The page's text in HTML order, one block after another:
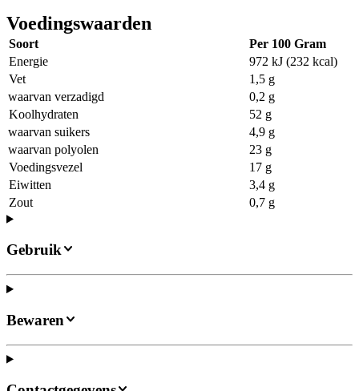
Voedingswaarden
Soort
Per 100 Gram
Energie
972 kJ (232 kcal)
Vet
1,5 g
waarvan verzadigd
0,2 g
Koolhydraten
52 g
waarvan suikers
4,9 g
waarvan polyolen
23 g
Voedingsvezel
17 g
Eiwitten
3,4 g
Zout
0,7 g
Gebruik
Bewaren